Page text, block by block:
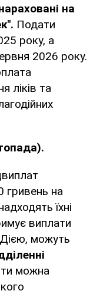
на
Подати
року, а
2026 року.
ліків та
гривень на
їхні
виплати
Дією, можуть
можна